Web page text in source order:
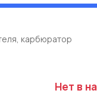
карбюратор
Нет в